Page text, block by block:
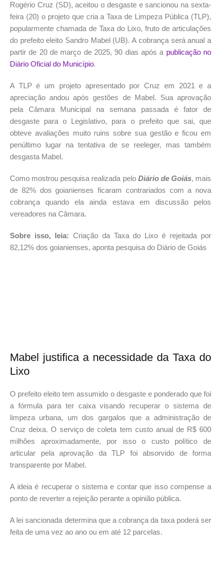
Rogério Cruz (SD), aceitou o desgaste e sancionou na sexta-
feira (20) o projeto que cria a Taxa de Limpeza Pública (TLP),
popularmente chamada de Taxa do Lixo, fruto de articulações
do prefeito eleito Sandro Mabel (UB). A cobrança será anual a
partir de 20 de março de 2025, 90 dias após a publicação no
Diário Oficial do Município.
A TLP é um projeto apresentado por Cruz em 2021 e a
apreciação andou após gestões de Mabel. Sua aprovação
pela Câmara Municipal na semana passada é fator de
desgaste para o Legislativo, para o prefeito que sai, que
obteve avaliações muito ruins sobre sua gestão e ficou em
penúltimo lugar na tentativa de se reeleger, mas também
desgasta Mabel.
Como mostrou pesquisa realizada pelo Diário de Goiás, mais
de 82% dos goianienses ficaram contrariados com a nova
cobrança quando ela ainda estava em discussão pelos
vereadores na Câmara.
Sobre isso, leia: Criação da Taxa do Lixo é rejeitada por
82,12% dos goianienses, aponta pesquisa do Diário de Goiás
Mabel justifica a necessidade da Taxa do
Lixo
O prefeito eleito tem assumido o desgaste e ponderado que foi
a fórmula para ter caixa visando recuperar o sistema de
limpeza urbana, um dos gargalos que a administração de
Cruz deixa. O serviço de coleta tem custo anual de R$ 600
milhões aproximadamente, por isso o custo político de
articular pela aprovação da TLP foi absorvido de forma
transparente por Mabel.
A ideia é recuperar o sistema e contar que isso compense a
ponto de reverter a rejeição perante a opinião pública.
A lei sancionada determina que a cobrança da taxa poderá ser
feita de uma vez ao ano ou em até 12 parcelas.